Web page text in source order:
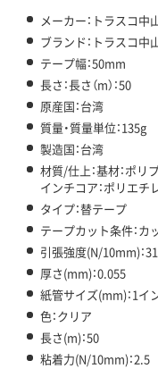
メーカー：トラスコ中
ブランド：トラスコ中
テープ幅：50mm
長さ：長さ（m）：50
原産国：台湾
質量・質量単位：135g
製造国：台湾
材質/仕上：基材：ポリ
インチコア：ポリエチ
タイプ：替テープ
テープカット条件：カ
引張強度(N/10mm)：31
厚さ(mm)：0.055
紙管サイズ(mm)：1イ
色：クリア
長さ(m)：50
粘着力(N/10mm)：2.5